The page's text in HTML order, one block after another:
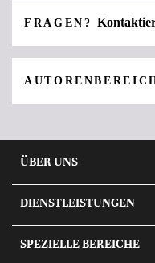
FRAGEN?
ÜBER UNS
DIENSTLEISTUNGEN
SPEZIELLE BEREICHE